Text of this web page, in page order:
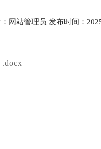
网站管理员 发布时间：